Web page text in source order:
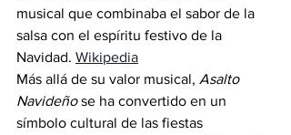
musical que combinaba el sabor de la
salsa con el espíritu festivo de la
Navidad. Wikipedia
Más allá de su valor musical, Asalto
Navideño se ha convertido en un
símbolo cultural de las fiestas